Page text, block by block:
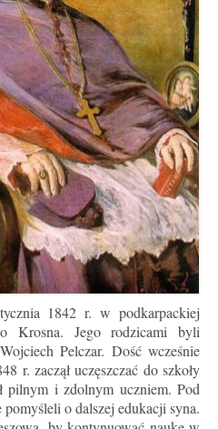
1842 r. w podkarpackiej
Krosna. Jego rodzicami byli
Pelczar. Dość wcześnie
r. zaczął uczęszczać do szkoły
pilnym i zdolnym uczniem. Pod
o dalszej edukacji syna.